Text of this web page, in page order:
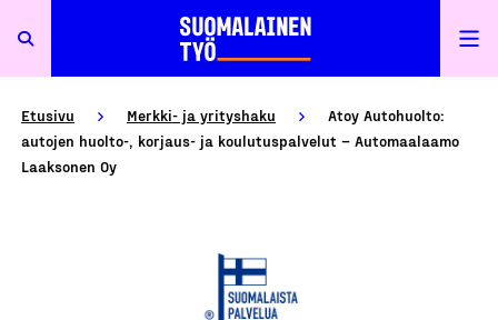
Etusivu Merkki- ja yrityshaku
Atoy Autohuolto:
autojen huolto-, korjaus- ja koulutuspalvelut – Automaalaamo
Laaksonen Oy